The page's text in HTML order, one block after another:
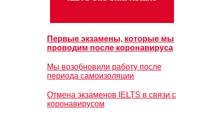
Первые экзамены, которые мы
проводим после коронавируса
Мы возобновили работу после
периода самоизоляции
Отмена экзаменов IELTS в связи с
коронавирусом